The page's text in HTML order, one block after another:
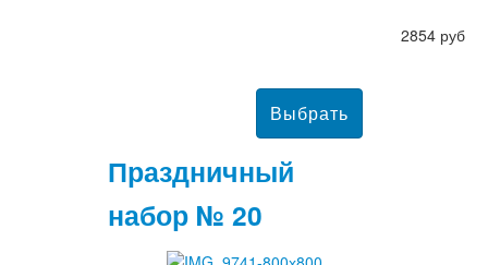
2854 руб
Праздничный
набор № 20